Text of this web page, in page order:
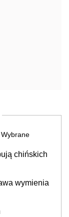
Wybrane
chińskich
wymienia